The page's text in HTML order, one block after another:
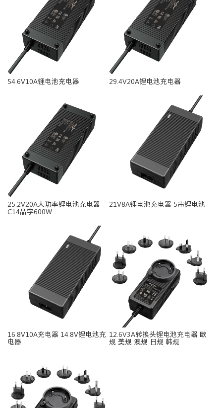
54.6V10A锂电池充电器 29.4V20A锂电池充电器
25.2V20A大功率锂电池充电器
C14品字600W
21V8A锂电池充电器 5串锂电池
16.8V10A充电器 14.8V锂电池充
电器
12.6V3A转换头锂电池充电器 欧
规 美规 澳规 日规 韩规